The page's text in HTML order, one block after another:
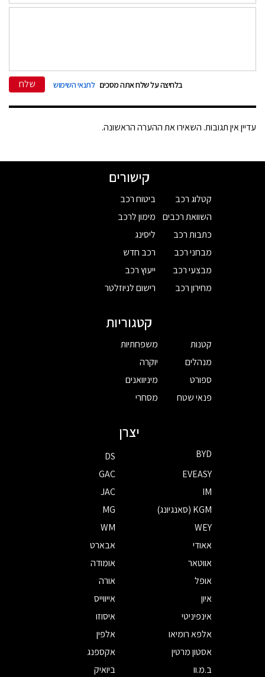
בלחיצה על שלח אתה מסכים לתנאי השימוש שלח
עדיין אין תגובות. השאירו את ההערה הראשונה.
קישורים
קטלוג רכב
השוואת רכבים
כתבות רכב
מבחני רכב
מבצעי רכב
מחירון רכב
ביטוח רכב
מימון לרכב
ליסינג
רכב חדש
ייעוץ רכב
רישום לניוזלטר
קטגוריות
קטנות
מנהלים
ספורט
פנאי שטח
משפחתיות
יוקרה
מיניוואנים
מסחרי
יצרן
BYD
DS
EVEASY
GAC
IM
JAC
KGM (סאנגיונג)
MG
WEY
WM
אאודי
אבארט
אווטאר
אומודה
אופל
אורה
איון
אייווייס
אינפיניטי
איסוזו
אלפא רומיאו
אלפין
אסטון מרטין
אקספנג
ב.מ.וו
ביואיק